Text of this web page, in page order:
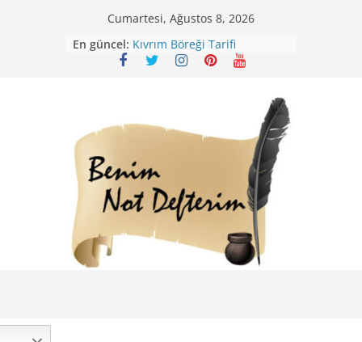
Cumartesi, Ağustos 8, 2026
En güncel: Kıvrım Böreği Tarifi
Karabuğday Pilavı Tarifi